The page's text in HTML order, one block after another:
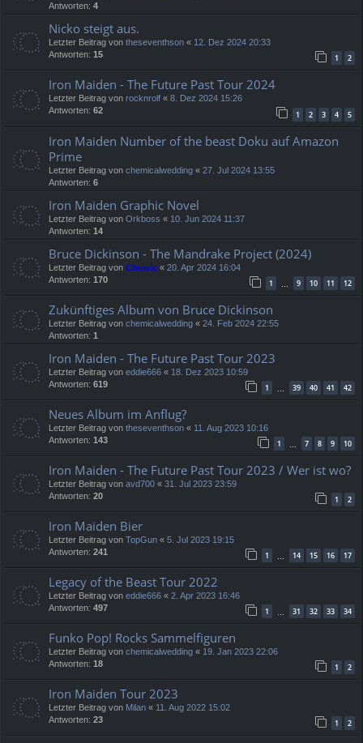
Antworten: 4
Nicko steigt aus.
Letzter Beitrag von theseventhson « 12. Dez 2024 20:33
Antworten: 15 1 2
Iron Maiden - The Future Past Tour 2024
Letzter Beitrag von rocknrolf « 8. Dez 2024 15:26
Antworten: 62 1 2 3 4 5
Iron Maiden Number of the beast Doku auf Amazon
Prime
Letzter Beitrag von chemicalwedding « 27. Jul 2024 13:55
Antworten: 6
Iron Maiden Graphic Novel
Letzter Beitrag von Orkboss « 10. Jun 2024 11:37
Antworten: 14
Bruce Dickinson - The Mandrake Project (2024)
Letzter Beitrag von Chewie « 20. Apr 2024 16:04
Antworten: 170 1 9 10 11 12
Zukünftiges Album von Bruce Dickinson
Letzter Beitrag von chemicalwedding « 24. Feb 2024 22:55
Antworten: 1
Iron Maiden - The Future Past Tour 2023
Letzter Beitrag von eddie666 « 18. Dez 2023 10:59
Antworten: 619 1 39 40 41 42
Neues Album im Anflug?
Letzter Beitrag von theseventhson « 11. Aug 2023 10:16
Antworten: 143 1 7 8 9 10
Iron Maiden - The Future Past Tour 2023 / Wer ist wo?
Letzter Beitrag von avd700 « 31. Jul 2023 23:59
Antworten: 20 1 2
Iron Maiden Bier
Letzter Beitrag von TopGun « 5. Jul 2023 19:15
Antworten: 241 1 14 15 16 17
Legacy of the Beast Tour 2022
Letzter Beitrag von eddie666 « 2. Apr 2023 16:46
Antworten: 497 1 … 31 32 33 34
Funko Pop! Rocks Sammelfiguren
Letzter Beitrag von chemicalwedding « 19. Jan 2023 22:06
Antworten: 18 1 2
Iron Maiden Tour 2023
Letzter Beitrag von Milan « 11. Aug 2022 15:02
Antworten: 23 1 2